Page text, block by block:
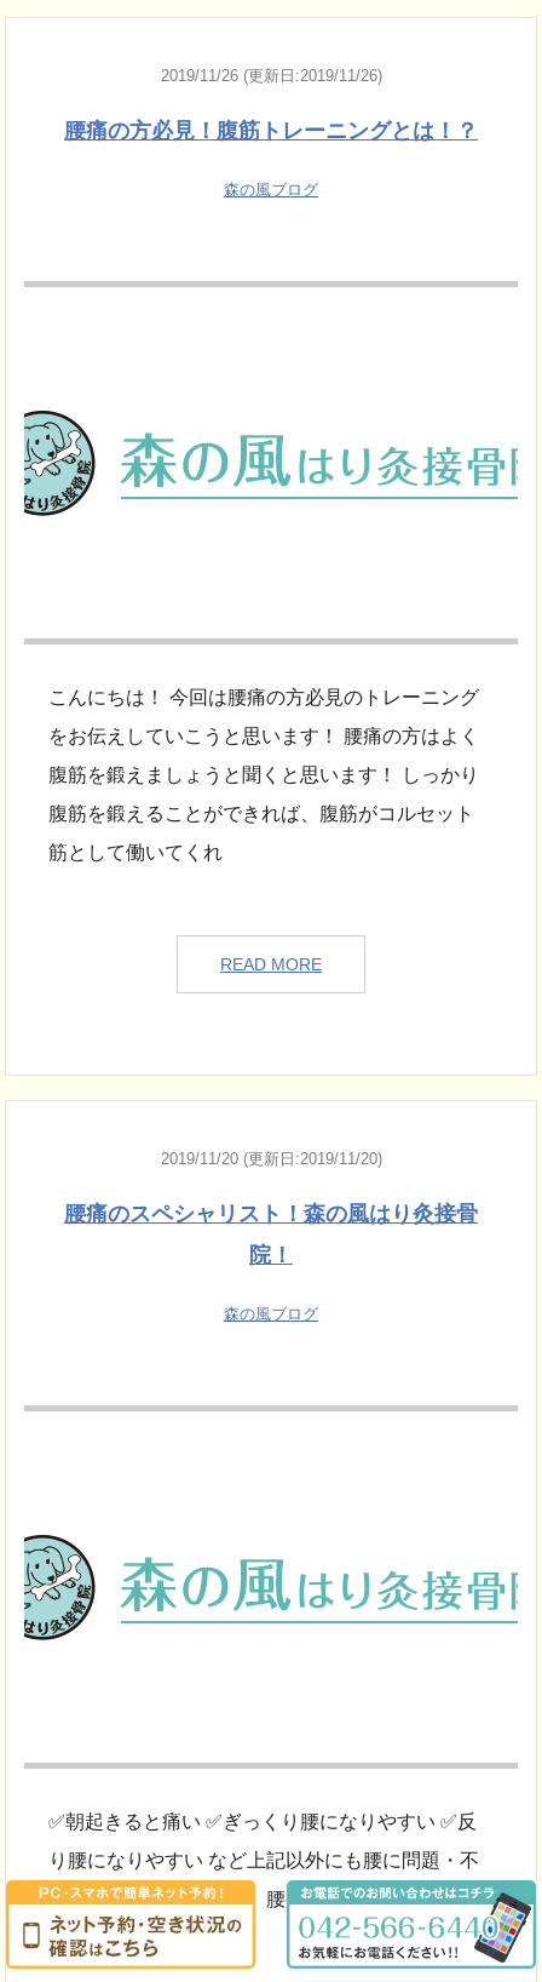
2019/11/26 (更新日:2019/11/26)
腰痛の方必見！腹筋トレーニングとは！？
森の風ブログ
こんにちは！ 今回は腰痛の方必見のトレーニング
をお伝えしていこうと思います！ 腰痛の方はよく
腹筋を鍛えましょうと聞くと思います！ しっかり
腹筋を鍛えることができれば、腹筋がコルセット
筋として働いてくれ
READ MORE
2019/11/20 (更新日:2019/11/20)
腰痛のスペシャリスト！森の風はり灸接骨
院！
森の風ブログ
✅朝起きると痛い ✅ぎっくり腰になりやすい ✅反
り腰になりやすい など上記以外にも腰に問題・不
安を抱えてる方必見！！ 腰痛のスペシャリスト 当
院では腰痛の痛み